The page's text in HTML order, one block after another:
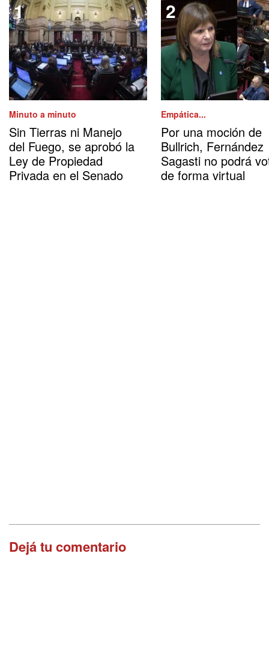
Minuto a minuto
Sin Tierras ni Manejo
del Fuego, se aprobó la
Ley de Propiedad
Privada en el Senado
Empática...
Por una moción de
Bullrich, Fernández
Sagasti no podrá
de forma virtual
Dejá tu comentario